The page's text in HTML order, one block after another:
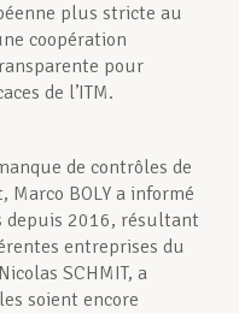
plus stricte au
coopération
pour
de l’ITM.
de contrôles de
Marco BOLY a informé
depuis 2016, résultant
entreprises du
SCHMIT, a
soient encore